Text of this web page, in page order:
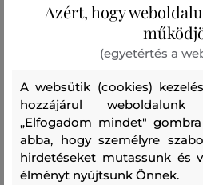
Azért, hogy
(egyetértés a
A websütik (cookies)
hozzájárul weboldalunk
„Elfogadom mindet"
abba, hogy személyre
hirdetéseket mutassunk és
élményt nyújtsunk Önnek.